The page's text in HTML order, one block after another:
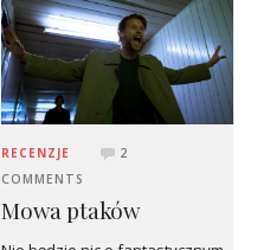
RECENZJE
2
COMMENTS
Mowa ptaków